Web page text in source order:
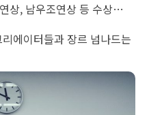
상, 남우조연상 등 수상…
에이터들과 장르 넘나드는